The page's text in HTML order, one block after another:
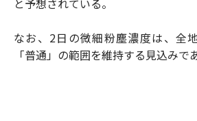
なお、2日の微細粉塵濃度は、全
「普通」の範囲を維持する見込みで